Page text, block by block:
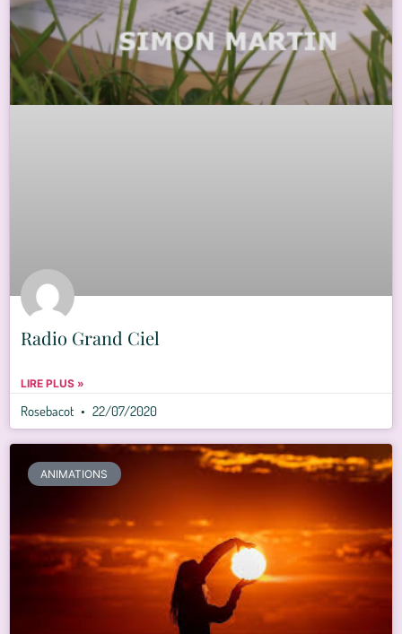
Radio Grand Ciel
LIRE PLUS »
Rosebacot 22/07/2020
ANIMATIONS